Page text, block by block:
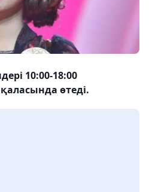
10:00-18:00
өтеді.